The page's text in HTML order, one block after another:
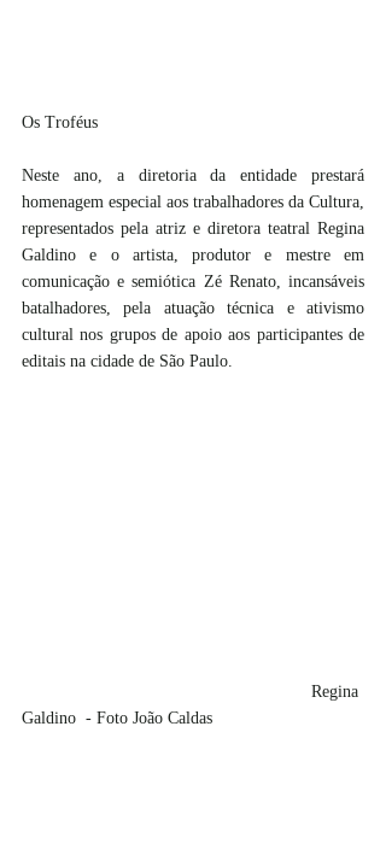
Os Troféus
Neste ano, a diretoria da entidade prestará
homenagem especial aos trabalhadores da Cultura,
representados pela atriz e diretora teatral Regina
Galdino e o artista, produtor e mestre em
comunicação e semiótica Zé Renato, incansáveis
batalhadores, pela atuação técnica e ativismo
cultural nos grupos de apoio aos participantes de
editais na cidade de São Paulo.
Galdino  - Foto João Caldas